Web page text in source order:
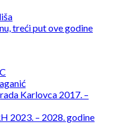
treći put ove godine
Karlovca 2017. –
2023. – 2028. godine